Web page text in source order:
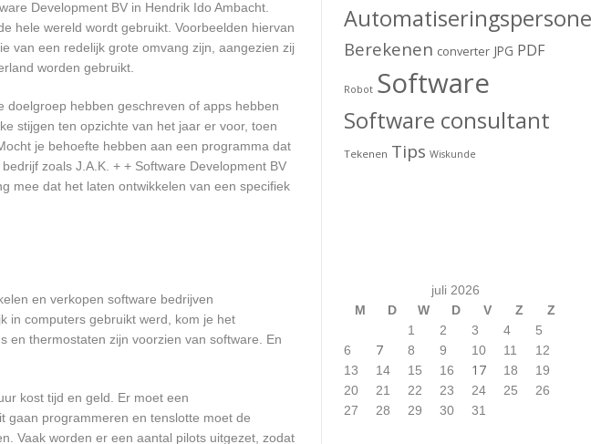
Development BV in Hendrik Ido Ambacht.
hele wereld wordt gebruikt. Voorbeelden hiervan
van een redelijk grote omvang zijn, aangezien zij
worden gebruikt.
doelgroep hebben geschreven of apps hebben
stijgen ten opzichte van het jaar er voor, toen
je behoefte hebben aan een programma dat
zoals J.A.K. + + Software Development BV
mee dat het laten ontwikkelen van een specifiek
en verkopen software bedrijven
in computers gebruikt werd, kom je het
en thermostaten zijn voorzien van software. En
kost tijd en geld. Er moet een
gaan programmeren en tenslotte moet de
Vaak worden er een aantal pilots uitgezet, zodat
Berekenen converter JPG PDF
Robot Software
Software consultant
Tekenen Tips Wiskunde
juli 2026
M
D W D V Z
Z
1
2 3 4
5
6
7 8 9 10 11
12
13
14 15 16 17 18
19
20
21 22 23 24 25
26
27
28 29 30 31